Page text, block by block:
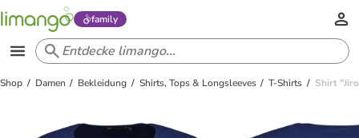
family
Shop Damen Bekleidung Shirts, Tops & Longsleeves T-Shirts Shirt